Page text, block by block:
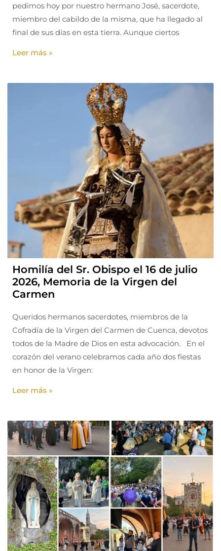
pedimos hoy por nuestro hermano José, sacerdote,
miembro del cabildo de la misma, que ha llegado al
final de sus días en esta tierra. Aunque ciertos
Leer más »
Homilía del Sr. Obispo el 16 de julio
2026, Memoria de la Virgen del
Carmen
Queridos hermanos sacerdotes, miembros de la
Cofradía de la Virgen del Carmen de Cuenca, devotos
todos de la Madre de Dios en esta advocación. En el
corazón del verano celebramos cada año dos fiestas
en honor de la Virgen:
Leer más »